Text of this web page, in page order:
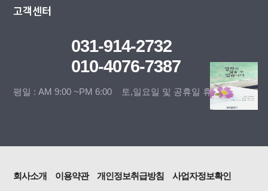
고객센터
031-914-2732
010-4076-7387
평일 : AM 9:00 ~PM 6:00 토,일요일 및 공휴일 휴무
회사소개 이용약관 개인정보취급방침 사업자정보확인